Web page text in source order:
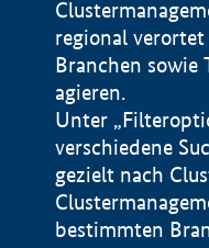
regional
Branchen sowie
agieren.
Unter
verschiedene
gezielt nach
bestimmten
Impressum
Datenschutzerklärung
BMWE, 2026 ©
100 km © Geobasis-DE /